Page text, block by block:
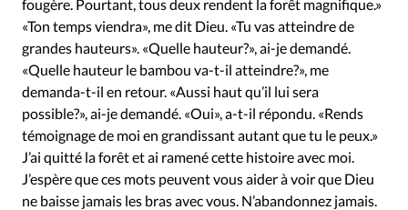
fougère. Pourtant, tous deux rendent la forêt magnifique.»
«Ton temps viendra», me dit Dieu. «Tu vas atteindre de
grandes hauteurs». «Quelle hauteur?», ai-je demandé.
«Quelle hauteur le bambou va-t-il atteindre?», me
demanda-t-il en retour. «Aussi haut qu’il lui sera
possible?», ai-je demandé. «Oui», a-t-il répondu. «Rends
témoignage de moi en grandissant autant que tu le peux.»
J’ai quitté la forêt et ai ramené cette histoire avec moi.
J’espère que ces mots peuvent vous aider à voir que Dieu
ne baisse jamais les bras avec vous. N’abandonnez jamais.